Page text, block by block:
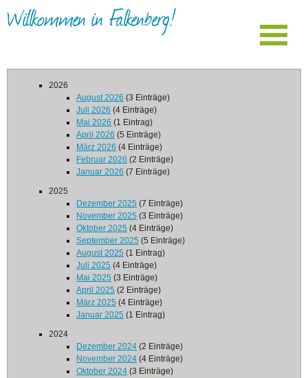
Willkommen in Falkenberg!
2026
August 2026 (3 Einträge)
Juli 2026 (4 Einträge)
Mai 2026 (1 Eintrag)
April 2026 (5 Einträge)
März 2026 (4 Einträge)
Februar 2026 (2 Einträge)
Januar 2026 (7 Einträge)
2025
Dezember 2025 (7 Einträge)
November 2025 (3 Einträge)
Oktober 2025 (4 Einträge)
September 2025 (5 Einträge)
August 2025 (1 Eintrag)
Juli 2025 (4 Einträge)
Mai 2025 (3 Einträge)
April 2025 (2 Einträge)
März 2025 (4 Einträge)
Januar 2025 (1 Eintrag)
2024
Dezember 2024 (2 Einträge)
November 2024 (4 Einträge)
Oktober 2024 (3 Einträge)